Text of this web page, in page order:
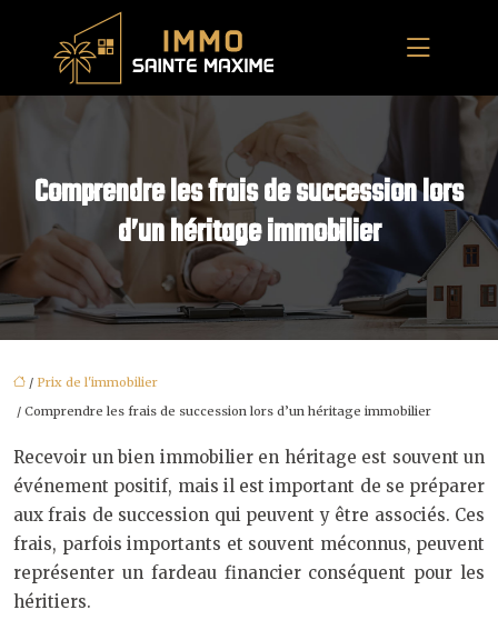
Comprendre les frais de succession lors
d’un héritage immobilier
/ Prix de l'immobilier
/ Comprendre les frais de succession lors d’un héritage immobilier
Recevoir un bien immobilier en héritage est souvent un
événement positif, mais il est important de se préparer
aux frais de succession qui peuvent y être associés. Ces
frais, parfois importants et souvent méconnus, peuvent
représenter un fardeau financier conséquent pour les
héritiers.